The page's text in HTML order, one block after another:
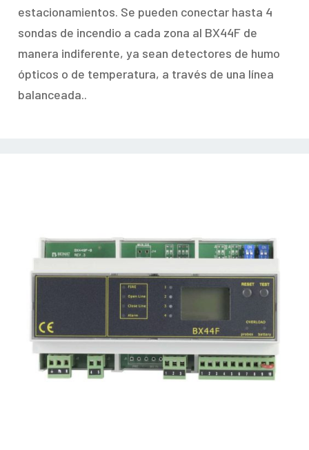
estacionamientos. Se pueden conectar hasta 4
sondas de incendio a cada zona al BX44F de
manera indiferente, ya sean detectores de humo
ópticos o de temperatura, a través de una línea
balanceada..